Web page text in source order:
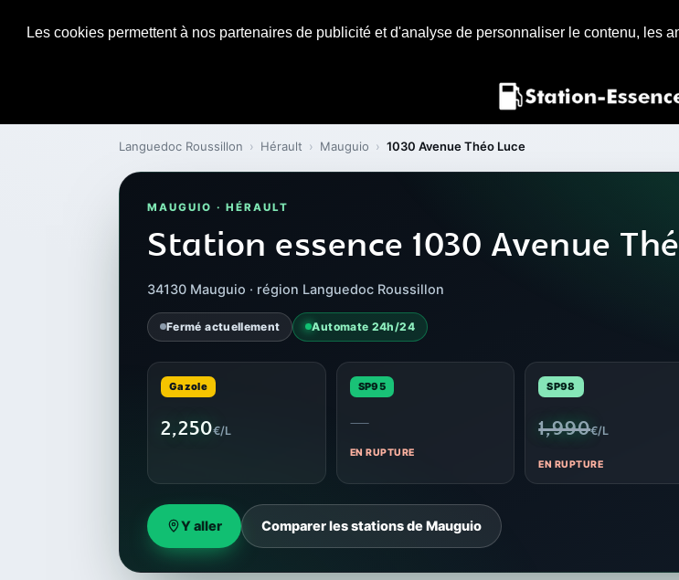
Les cookies permettent à nos partenaires de publicité et d'analyse de personnaliser le contenu, les
Languedoc Roussillon › Hérault › Mauguio › 1030 Avenue Théo Luce
MAUGUIO · HÉRAULT
Station essence 1030 Avenue
34130 Mauguio · région Languedoc Roussillon
Fermé actuellement Automate 24h/24
Gazole
2,250€/L
SP95
—
EN RUPTURE
SP98
1,990€/L
EN RUPTURE
Y aller Comparer les stations de Mauguio